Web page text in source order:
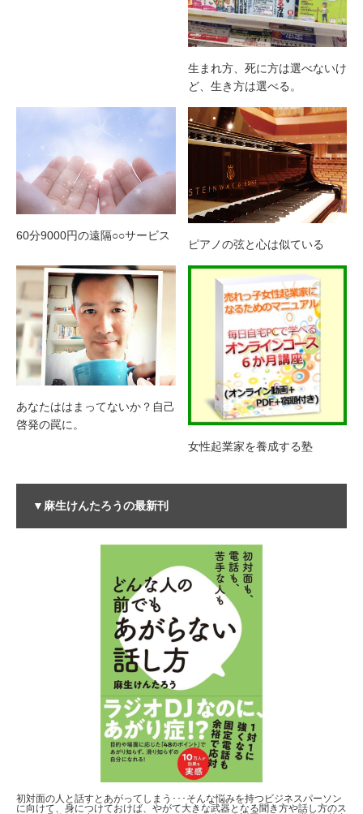
生まれ方、死に方は選べないけ
ど、生き方は選べる。
60分9000円の遠隔○○サービス
ピアノの弦と心は似ている
あなたははまってないか？自己
啓発の罠に。
女性起業家を養成する塾
▼麻生けんたろうの最新刊
初対面の人と話すとあがってしまう･･･そんな悩みを持つビジネスパーソン
に向けて、身につけておけば、やがて大きな武器となる聞き方や話し方のス